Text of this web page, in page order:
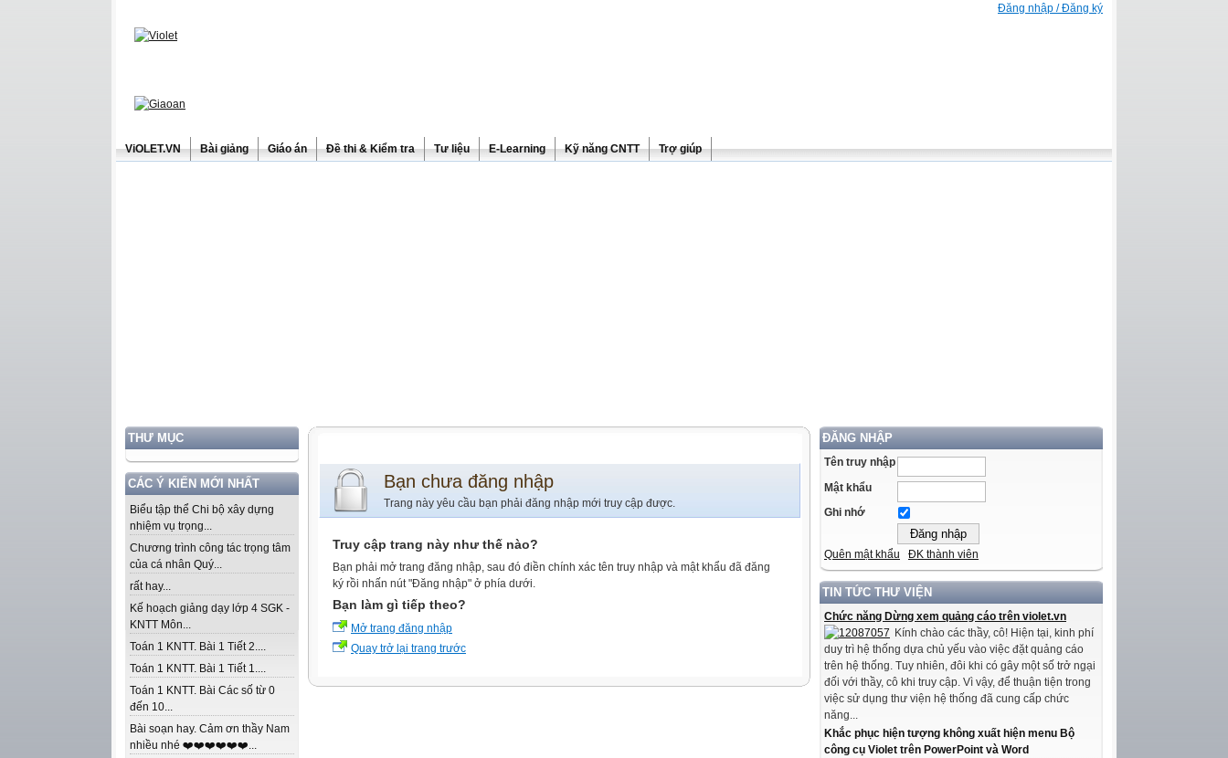
Đăng nhập / Đăng ký
ViOLET.VN Bài giảng Giáo án Đề thi & Kiểm tra Tư liệu E-Learning Kỹ năng CNTT Trợ giúp
THƯ MỤC
CÁC Ý KIẾN MỚI NHẤT
Biểu tập thể Chi bộ xây dựng
nhiệm vụ trọng...
Chương trình công tác trọng tâm
của cá nhân Quý...
rất hay...
Kế hoạch giảng dạy lớp 4 SGK -
KNTT Môn...
Toán 1 KNTT. Bài 1 Tiết 2....
Toán 1 KNTT. Bài 1 Tiết 1....
Toán 1 KNTT. Bài Các số từ 0
đến 10...
Bài soạn hay. Cảm ơn thầy Nam
nhiều nhé ❤️❤️❤️❤️❤️❤️...
ĐĂNG NHẬP
Tên truy nhập
Mật khẩu
Ghi nhớ
Quên mật khẩu ĐK thành viên
TIN TỨC THƯ VIỆN
Chức năng Dừng xem quảng cáo trên violet.vn
Kính chào các thầy, cô! Hiện tại, kinh phí
duy trì hệ thống dựa chủ yếu vào việc đặt quảng cáo
trên hệ thống. Tuy nhiên, đôi khi có gây một số trở ngại
đối với thầy, cô khi truy cập. Vì vậy, để thuận tiện trong
việc sử dụng thư viện hệ thống đã cung cấp chức
năng...
Khắc phục hiện tượng không xuất hiện menu Bộ
công cụ Violet trên PowerPoint và Word
Bạn chưa đăng nhập
Trang này yêu cầu bạn phải đăng nhập mới truy cập được.
Truy cập trang này như thế nào?
Bạn phải mở trang đăng nhập, sau đó điền chính xác tên truy nhập và mật khẩu đã đăng
ký rồi nhấn nút "Đăng nhập" ở phía dưới.
Bạn làm gì tiếp theo?
Mở trang đăng nhập
Quay trở lại trang trước